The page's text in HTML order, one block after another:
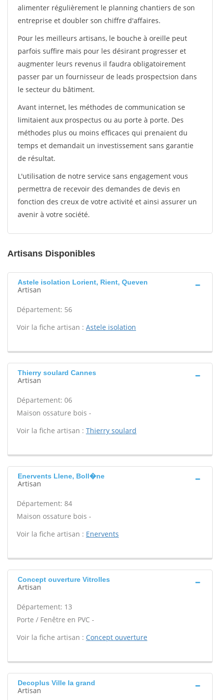
alimenter régulièrement le planning chantiers de son
entreprise et doubler son chiffre d'affaires.
Pour les meilleurs artisans, le bouche à oreille peut
parfois suffire mais pour les désirant progresser et
augmenter leurs revenus il faudra obligatoirement
passer par un fournisseur de leads prospectsion dans
le secteur du bâtiment.
Avant internet, les méthodes de communication se
limitaient aux prospectus ou au porte à porte. Des
méthodes plus ou moins efficaces qui prenaient du
temps et demandait un investissement sans garantie
de résultat.
L'utilisation de notre service sans engagement vous
permettra de recevoir des demandes de devis en
fonction des creux de votre activité et ainsi assurer un
avenir à votre société.
Artisans Disponibles
Astele isolation Lorient, Rient, Queven
Artisan
Département: 56
Voir la fiche artisan : Astele isolation
Thierry soulard Cannes
Artisan
Département: 06
Maison ossature bois -
Voir la fiche artisan : Thierry soulard
Enervents Llene, Boll�ne
Artisan
Département: 84
Maison ossature bois -
Voir la fiche artisan : Enervents
Concept ouverture Vitrolles
Artisan
Département: 13
Porte / Fenêtre en PVC -
Voir la fiche artisan : Concept ouverture
Decoplus Ville la grand
Artisan